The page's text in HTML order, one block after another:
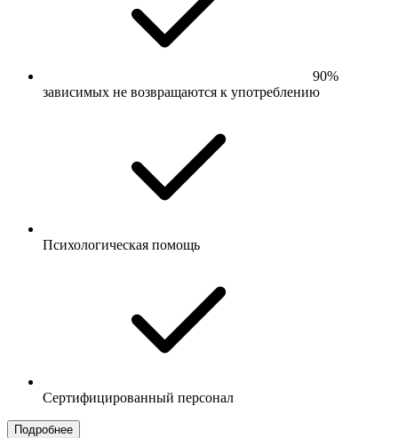
90%
зависимых не возвращаются к употреблению
Психологическая помощь
Сертифицированный персонал
Подробнее